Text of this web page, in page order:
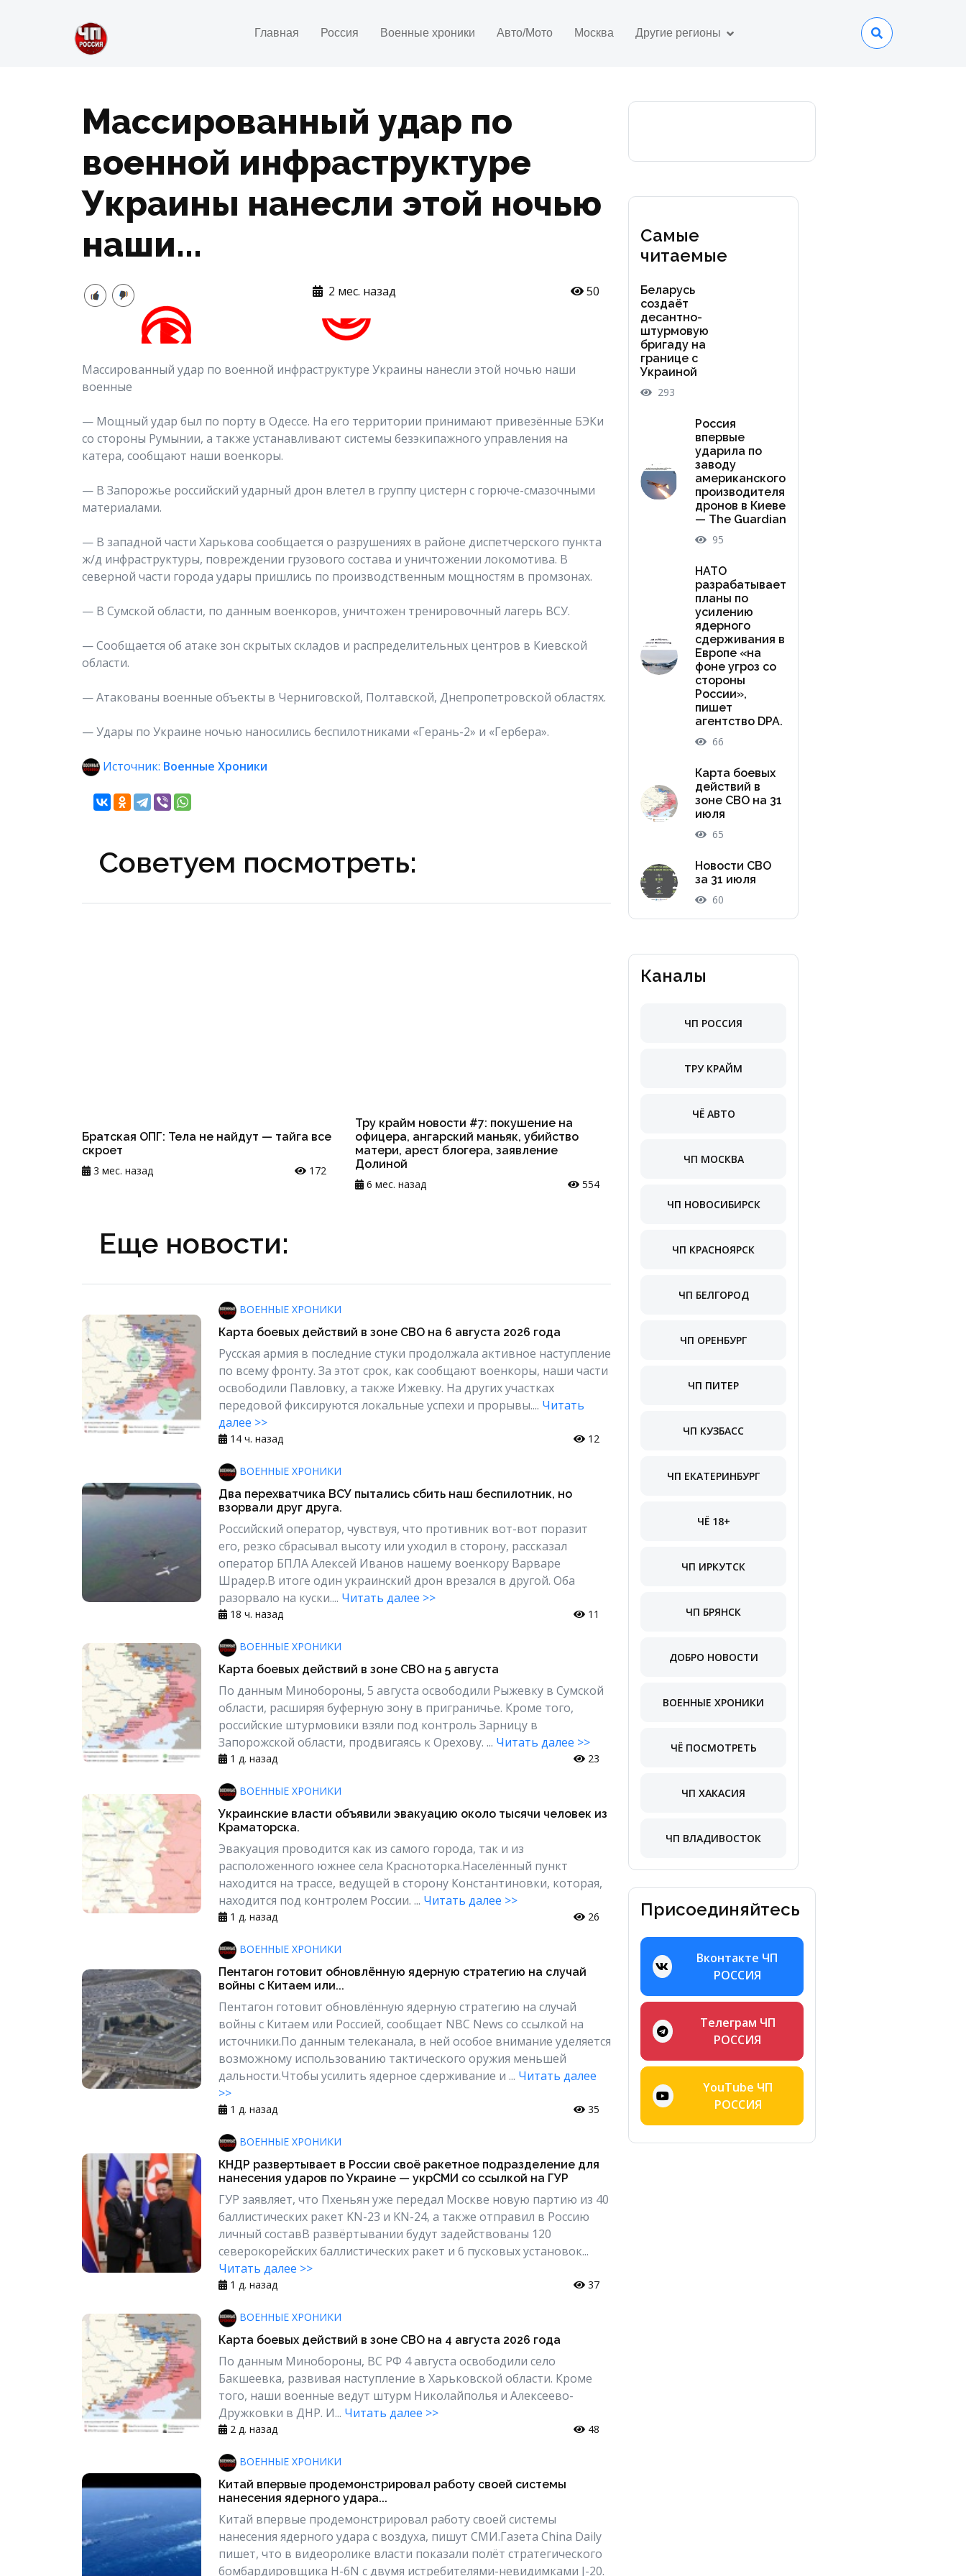
Главная Россия Военные хроники Авто/Мото Москва Другие регионы
Массированный удар по
военной инфраструктуре
Украины нанесли этой ночью
наши...
2 мес. назад 50
Массированный удар по военной инфраструктуре Украины нанесли этой ночью наши
военные
— Мощный удар был по порту в Одессе. На его территории принимают привезённые БЭКи
со стороны Румынии, а также устанавливают системы безэкипажного управления на
катера, сообщают наши военкоры.
— В Запорожье российский ударный дрон влетел в группу цистерн с горюче-смазочными
материалами.
— В западной части Харькова сообщается о разрушениях в районе диспетчерского пункта
ж/д инфраструктуры, повреждении грузового состава и уничтожении локомотива. В
северной части города удары пришлись по производственным мощностям в промзонах.
— В Сумской области, по данным военкоров, уничтожен тренировочный лагерь ВСУ.
— Сообщается об атаке зон скрытых складов и распределительных центров в Киевской
области.
— Атакованы военные объекты в Черниговской, Полтавской, Днепропетровской областях.
— Удары по Украине ночью наносились беспилотниками «Герань-2» и «Гербера».
Источник: Военные Хроники
Советуем посмотреть:
Братская ОПГ: Тела не найдут — тайга все
скроет
3 мес. назад
172
Тру крайм новости #7: покушение на
офицера, ангарский маньяк, убийство
матери, арест блогера, заявление
Долиной
6 мес. назад
554
Еще новости:
ВОЕННЫЕ ХРОНИКИ
Карта боевых действий в зоне СВО на 6 августа 2026 года
Русская армия в последние стуки продолжала активное наступление
по всему фронту. За этот срок, как сообщают военкоры, наши части
освободили Павловку, а также Ижевку. На других участках
передовой фиксируются локальные успехи и прорывы.... Читать
далее >>
14 ч. назад 12
ВОЕННЫЕ ХРОНИКИ
Два перехватчика ВСУ пытались сбить наш беспилотник, но
взорвали друг друга.
Российский оператор, чувствуя, что противник вот-вот поразит
его, резко сбрасывал высоту или уходил в сторону, рассказал
оператор БПЛА Алексей Иванов нашему военкору Варваре
Шрадер.В итоге один украинский дрон врезался в другой. Оба
разорвало на куски.... Читать далее >>
18 ч. назад 11
ВОЕННЫЕ ХРОНИКИ
Карта боевых действий в зоне СВО на 5 августа
По данным Минобороны, 5 августа освободили Рыжевку в Сумской
области, расширяя буферную зону в приграничье. Кроме того,
российские штурмовики взяли под контроль Зарницу в
Запорожской области, продвигаясь к Орехову. ... Читать далее >>
1 д. назад 23
ВОЕННЫЕ ХРОНИКИ
Украинские власти объявили эвакуацию около тысячи человек из
Краматорска.
Эвакуация проводится как из самого города, так и из
расположенного южнее села Красноторка.Населённый пункт
находится на трассе, ведущей в сторону Константиновки, которая,
находится под контролем России. ... Читать далее >>
1 д. назад 26
ВОЕННЫЕ ХРОНИКИ
Пентагон готовит обновлённую ядерную стратегию на случай
войны с Китаем или...
Пентагон готовит обновлённую ядерную стратегию на случай
войны с Китаем или Россией, сообщает NBC News со ссылкой на
источники.По данным телеканала, в ней особое внимание уделяется
возможному использованию тактического оружия меньшей
дальности.Чтобы усилить ядерное сдерживание и ... Читать далее
>>
1 д. назад 35
ВОЕННЫЕ ХРОНИКИ
КНДР развертывает в России своё ракетное подразделение для
нанесения ударов по Украине — укрСМИ со ссылкой на ГУР
ГУР заявляет, что Пхеньян уже передал Москве новую партию из 40
баллистических ракет KN-23 и KN-24, а также отправил в Россию
личный составВ развёртывании будут задействованы 120
северокорейских баллистических ракет и 6 пусковых установок...
Читать далее >>
1 д. назад 37
ВОЕННЫЕ ХРОНИКИ
Карта боевых действий в зоне СВО на 4 августа 2026 года
По данным Минобороны, ВС РФ 4 августа освободили село
Бакшеевка, развивая наступление в Харьковской области. Кроме
того, наши военные ведут штурм Николайполья и Алексеево-
Дружковки в ДНР. И... Читать далее >>
2 д. назад 48
ВОЕННЫЕ ХРОНИКИ
Китай впервые продемонстрировал работу своей системы
нанесения ядерного удара...
Китай впервые продемонстрировал работу своей системы
нанесения ядерного удара с воздуха, пишут СМИ.Газета China Daily
пишет, что в видеоролике власти показали полёт стратегического
бомбардировщика H-6N с двумя истребителями-невидимками J-20.
Самые
читаемые
Беларусь
создаёт
десантно-
штурмовую
бригаду на
границе с
Украиной
293
Россия
впервые
ударила по
заводу
американского
производителя
дронов в Киеве
— The Guardian
95
НАТО
разрабатывает
планы по
усилению
ядерного
сдерживания в
Европе «на
фоне угроз со
стороны
России»,
пишет
агентство DPA.
66
Карта боевых
действий в
зоне СВО на 31
июля
65
Новости СВО
за 31 июля
60
Каналы
ЧП РОССИЯ
ТРУ КРАЙМ
ЧЁ АВТО
ЧП МОСКВА
ЧП НОВОСИБИРСК
ЧП КРАСНОЯРСК
ЧП БЕЛГОРОД
ЧП ОРЕНБУРГ
ЧП ПИТЕР
ЧП КУЗБАСС
ЧП ЕКАТЕРИНБУРГ
ЧЁ 18+
ЧП ИРКУТСК
ЧП БРЯНСК
ДОБРО НОВОСТИ
ВОЕННЫЕ ХРОНИКИ
ЧЁ ПОСМОТРЕТЬ
ЧП ХАКАСИЯ
ЧП ВЛАДИВОСТОК
Присоединяйтесь
Вконтакте ЧП
РОССИЯ
Телеграм ЧП
РОССИЯ
YouTube ЧП
РОССИЯ